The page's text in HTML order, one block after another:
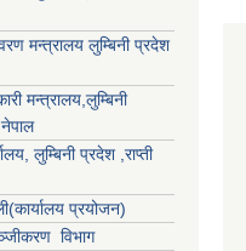
मन्त्रालय लुम्बिनी प्रदेश
मन्त्रालय, लुम्बिनी
, नेपाल
लुम्बिनी प्रदेश राप्ती
प्रयोजन)
विभाग